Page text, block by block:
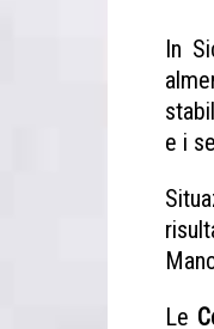
In
e i
Le